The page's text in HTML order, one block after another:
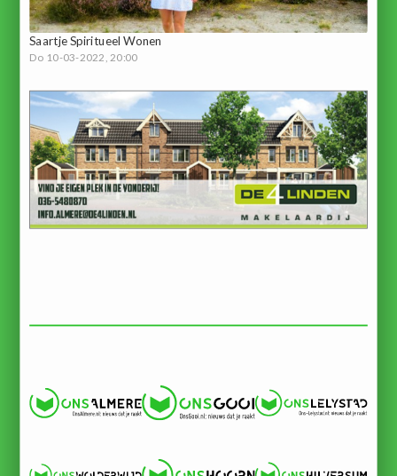
Saartje Spiritueel Wonen
Do 10-03-2022, 20:00